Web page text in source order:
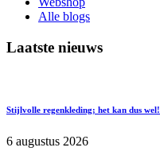
Alle blogs
Laatste nieuws
Stijlvolle regenkleding; het kan dus wel!
6 augustus 2026